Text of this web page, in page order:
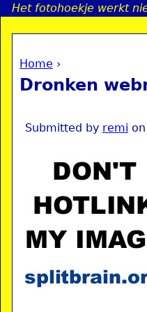
Jump
Het fotohoekje werkt
You are here
Home ›
Dronken
Submitted by remi on